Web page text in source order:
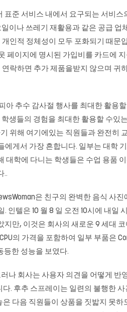
준 서비스 내에서 요구되는 서비
이나 쓰레기 재활용과 같은 공급
인적 정체성이 모두 포화되기 때문
페이지에 명시된 가입비를 카드에
락하면 추가 제품을받지 않으며 귀
아 추수 감사절 행사를 최대한 활용
생들의 경험을 최대한 활용할 수
위해 여기에있는 직원들과 완전히
게서 가장 흔합니다. 일부는 대학
학에 다니는 학생들은 수업 용품
..
은 친구의 완벽한 음식 사
텔은 10 월 8 일 오전 10시에 내
만, 이것은 회사의 새로운 9 세대
의 가격을 포함하여 일부 부품은
등한 성능을 보였다.
나 회사는 사용자 의견을 어떻게
. 후추 스프레이는 일련의 불행한
다음 직원들이 상품을 짓밟지 못